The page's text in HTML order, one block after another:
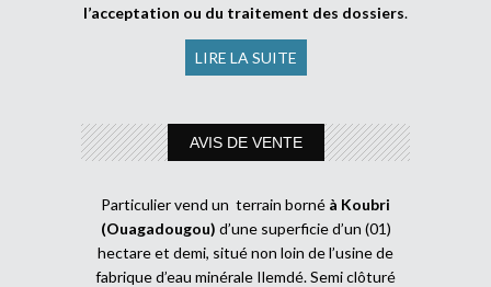
l’acceptation ou du traitement des dossiers.
LIRE LA SUITE
AVIS DE VENTE
Particulier vend un terrain borné à Koubri
(Ouagadougou) d’une superficie d’un (01)
hectare et demi, situé non loin de l’usine de
fabrique d’eau minérale Ilemdé. Semi clôturé